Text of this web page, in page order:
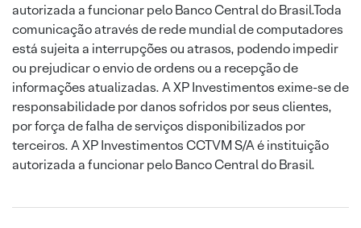
autorizada a funcionar pelo Banco Central do Brasil.Toda
comunicação através de rede mundial de computadores
está sujeita a interrupções ou atrasos, podendo impedir
ou prejudicar o envio de ordens ou a recepção de
informações atualizadas. A XP Investimentos exime-se de
responsabilidade por danos sofridos por seus clientes,
por força de falha de serviços disponibilizados por
terceiros. A XP Investimentos CCTVM S/A é instituição
autorizada a funcionar pelo Banco Central do Brasil.